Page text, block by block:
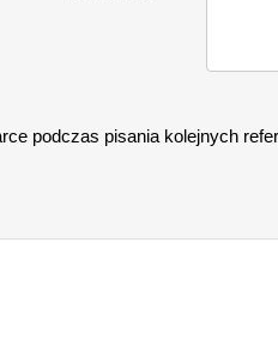
podczas pisania kolejnych